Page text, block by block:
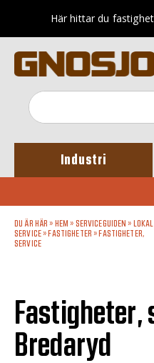
Här hittar du
Industri
DU ÄR HÄR » HEM » SERVICEGUIDEN »
LOKAL
SERVICE» FASTIGHETER » FASTIGHETER,
SERVICE
Fastigheter,
Bredaryd